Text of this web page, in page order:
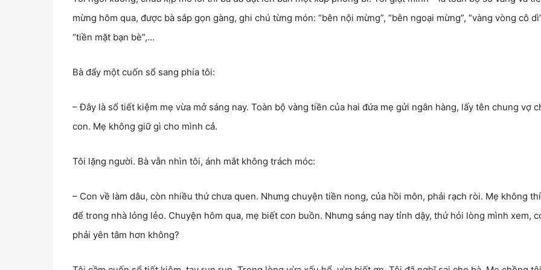
mừng hôm qua, được bà sắp gọn gàng, ghi chú từng món: “bên nội mừng”, “bên ngoại mừng”, “vàng vòng cô
“tiền mặt bạn bè”,…
Bà đẩy một cuốn sổ sang phía tôi:
– Đây là sổ tiết kiệm mẹ vừa mở sáng nay. Toàn bộ vàng tiền của hai đứa mẹ gửi ngân hàng, lấy tên chung vợ
con. Mẹ không giữ gì cho mình cả.
Tôi lặng người. Bà vẫn nhìn tôi, ánh mắt không trách móc:
– Con về làm dâu, còn nhiều thứ chưa quen. Nhưng chuyện tiền nong, của hồi môn, phải rạch ròi. Mẹ không
để trong nhà lỏng lẻo. Chuyện hôm qua, mẹ biết con buồn. Nhưng sáng nay tỉnh dậy, thử hỏi lòng mình xem,
phải yên tâm hơn không?